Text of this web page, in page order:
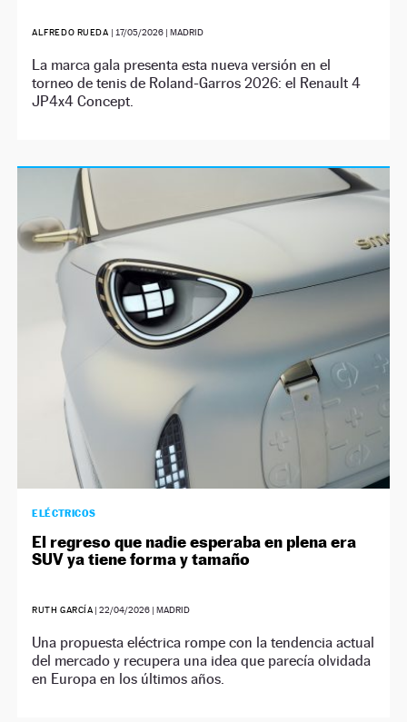
ALFREDO RUEDA | 17/05/2026| MADRID
La marca gala presenta esta nueva versión en el
torneo de tenis de Roland-Garros 2026: el Renault 4
JP4x4 Concept.
ELÉCTRICOS
El regreso que nadie esperaba en plena era
SUV ya tiene forma y tamaño
RUTH GARCÍA |22/04/2026 | MADRID
Una propuesta eléctrica rompe con la tendencia actual
del mercado y recupera una idea que parecía olvidada
en Europa en los últimos años.